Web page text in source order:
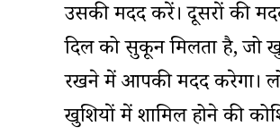
उसकी मदद करें। दूसरों की
दिल को सुकून मिलता है, जो
रखने में आपकी मदद करेगा।
खुशियों में शामिल होने की